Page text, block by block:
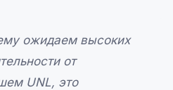
ожидаем высоких
от
UNL, это